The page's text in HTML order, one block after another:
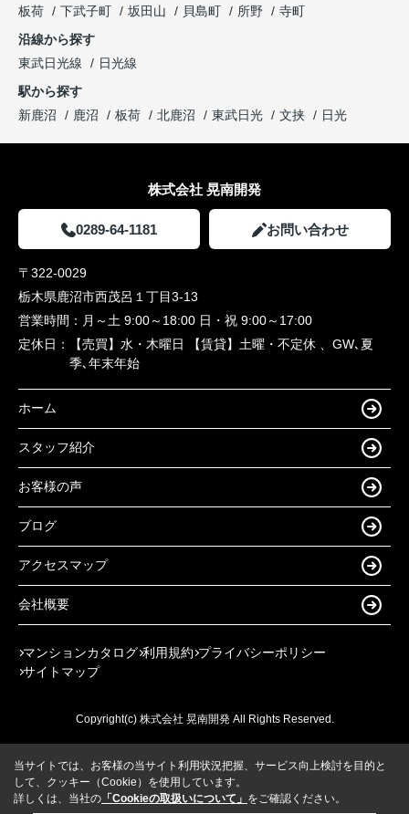
板荷
下武子町 坂田山 貝島町 所野
寺町
沿線から探す
東武日光線
日光線
駅から探す
新鹿沼
鹿沼 板荷 北鹿沼 東武日光 文挟 日光
株式会社 晃南開発
0289-64-1181 お問い合わせ
〒322-0029
栃木県鹿沼市西茂呂１丁目3-13
営業時間： 月～土 9:00～18:00 日・祝 9:00～17:00
定休日：
【売買】水・木曜日 【賃貸】土曜・不定休 、GW､夏
季､年末年始
ホーム
スタッフ紹介
お客様の声
ブログ
アクセスマップ
会社概要
マンションカタログ 利用規約 プライバシーポリシー
サイトマップ
Copyright(c) 株式会社 晃南開発 All Rights Reserved.
当サイトでは、お客様の当サイト利用状況把握、サービス向上検討を目的と
して、クッキー（Cookie）を使用しています。
詳しくは、当社の 「Cookieの取扱いについて」 をご確認ください。